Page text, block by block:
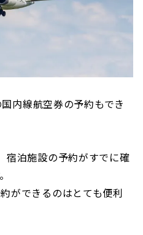
内線航空券の予約もでき
宿泊施設の予約がすでに確
ができるのはとても便利